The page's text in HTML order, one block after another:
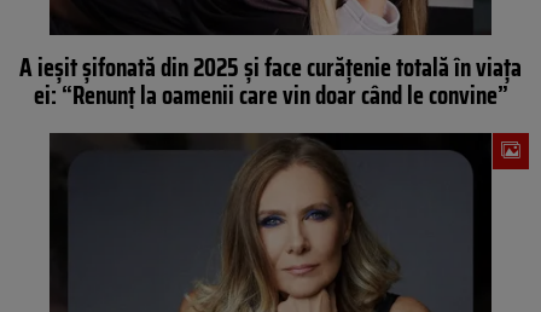
A ieșit șifonată din 2025 și face curățenie totală în viața
ei: “Renunț la oamenii care vin doar când le convine”